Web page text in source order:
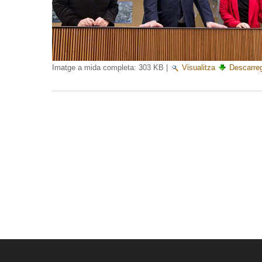
Imatge a mida completa: 303 KB Visualitza